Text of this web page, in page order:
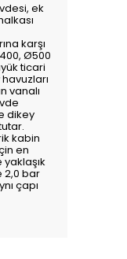
ek
karşı
Ø500
ticari
vanalı
dikey
kabin
en
2,0 bar
çapı